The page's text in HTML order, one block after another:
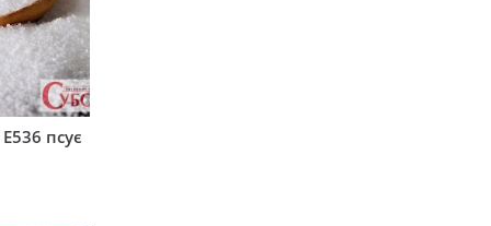
псує